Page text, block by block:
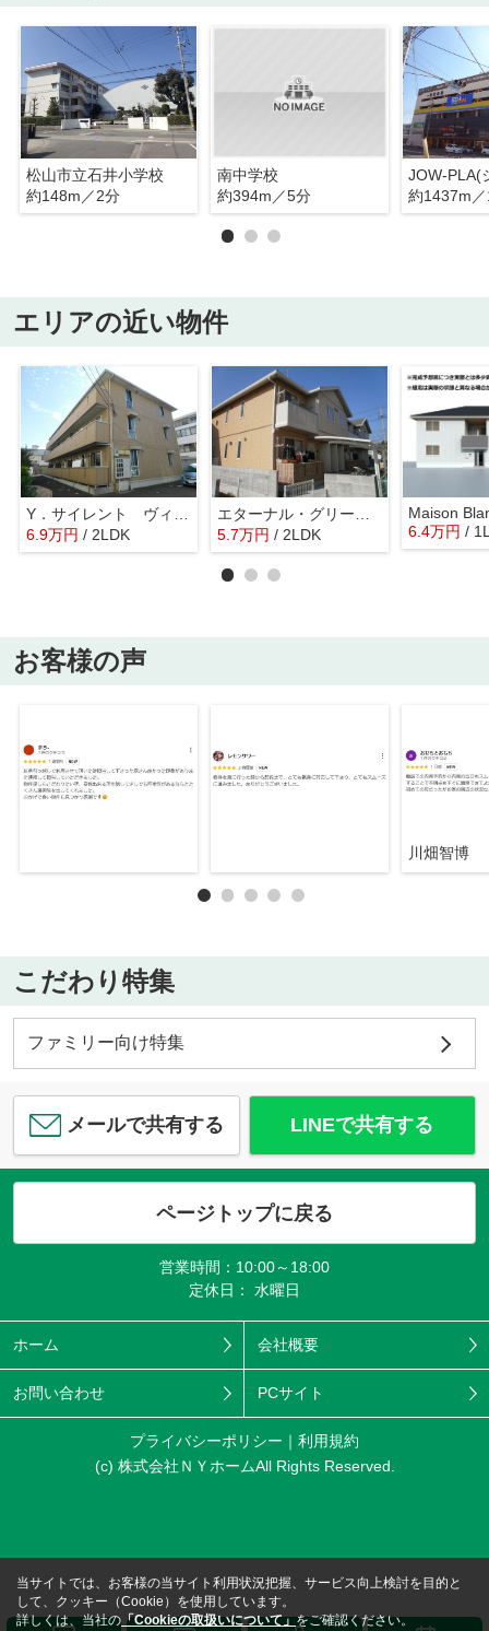
松山市立石井小学校
約148m／2分
南中学校
約394m／5分
約1437m
エリアの近い物件
6.9万円 / 2LDK
5.7万円 / 2LDK
Maison
6.4万円 /
お客様の声
川畑智博
こだわり特集
ファミリー向け特集
メールで共有する LINEで共有する
ページトップに戻る
営業時間：10:00～18:00
定休日： 水曜日
ホーム 会社概要
お問い合わせ PCサイト
プライバシーポリシー
利用規約
(c) 株式会社ＮＹホームAll Rights Reserved.
当サイトでは、お客様の当サイト利用状況把握、サービス向上検討を目的と
して、クッキー（Cookie）を使用しています。
詳しくは、当社の 「Cookieの取扱いについて」をご確認ください。